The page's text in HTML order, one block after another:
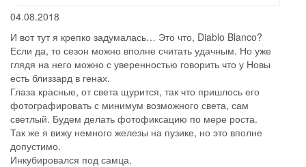
04.08.2018
И вот тут я крепко задумалась… Это что, Diablo Blanco?
Если да, то сезон можно вполне считать удачным. Но уже
глядя на него можно с уверенностью говорить что у Новы
есть близзард в генах.
Глаза красные, от света щурится, так что пришлось его
фотографировать с минимум возможного света, сам
светлый. Будем делать фотофиксацию по мере роста.
Так же я вижу немного железы на пузике, но это вполне
допустимо.
Инкубировался под самца.